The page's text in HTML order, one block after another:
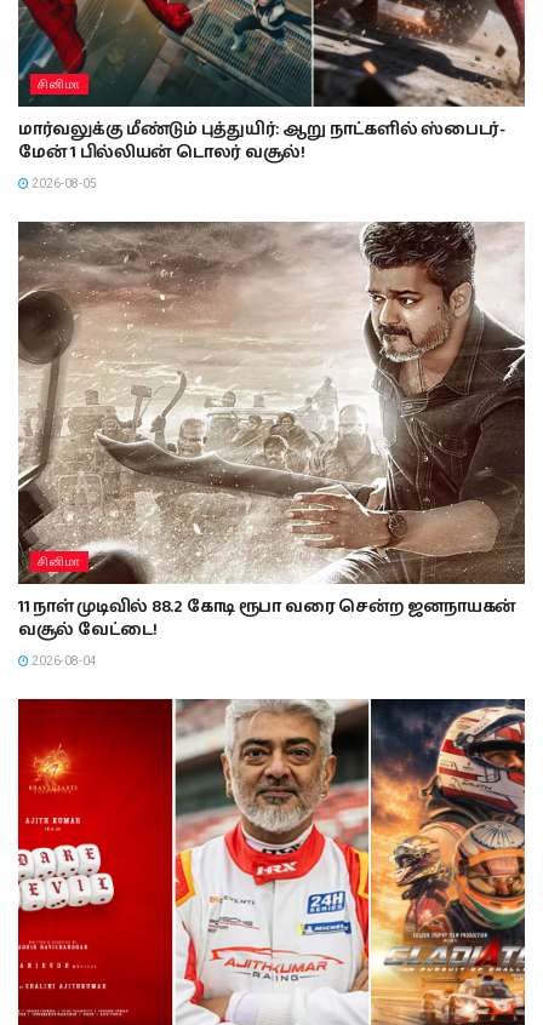
சினிமா
மார்வலுக்கு மீண்டும் புத்துயிர்: ஆறு நாட்களில் ஸ்பைடர்-
மேன் 1 பில்லியன் டொலர் வசூல்!
2026-08-05
சினிமா
11 நாள் முடிவில் 88.2 கோடி ரூபா வரை சென்ற ஜனநாயகன்
வசூல் வேட்டை!
2026-08-04